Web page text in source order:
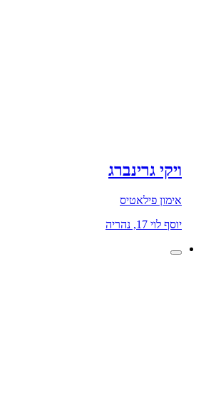
ויקי גרינברג
אימון פילאטיס
יוסף לוי 17, נהריה